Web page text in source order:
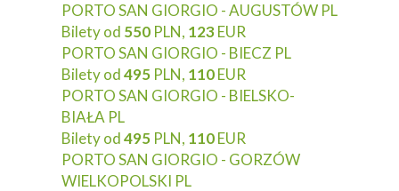
PORTO SAN GIORGIO - AUGUSTÓW PL
Bilety od 550 PLN, 123EUR
PORTO SAN GIORGIO - BIECZ PL
Bilety od495 PLN, 110EUR
PORTO SAN GIORGIO - BIELSKO-
BIAŁA PL
Bilety od495 PLN, 110EUR
PORTO SAN GIORGIO - GORZÓW
WIELKOPOLSKI PL